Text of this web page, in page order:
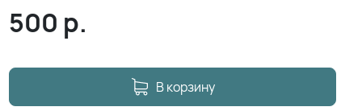
500 р.
В корзину